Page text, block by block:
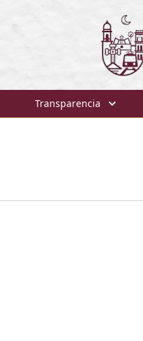
Transparencia